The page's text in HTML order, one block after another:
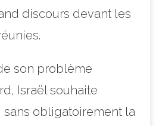
discours devant les
son problème
Israël souhaite
sans obligatoirement la